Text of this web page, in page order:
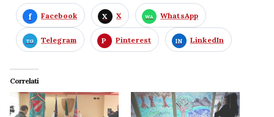
Facebook X WhatsApp
Telegram Pinterest LinkedIn
Correlati